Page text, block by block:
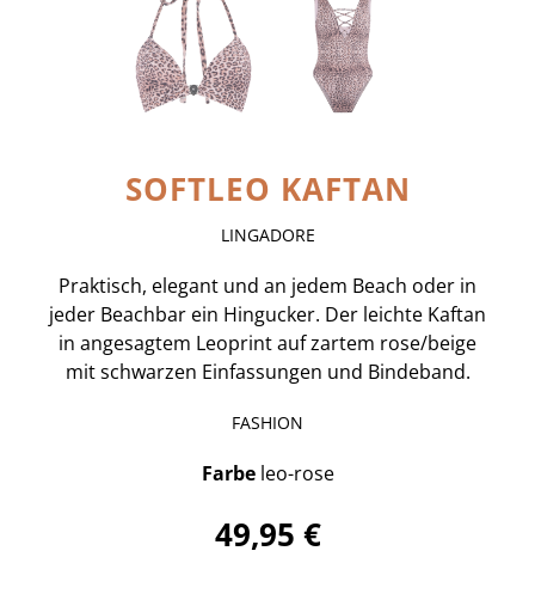
SOFTLEO KAFTAN
LINGADORE
Praktisch, elegant und an jedem Beach oder in
jeder Beachbar ein Hingucker. Der leichte Kaftan
in angesagtem Leoprint auf zartem rose/beige
mit schwarzen Einfassungen und Bindeband.
FASHION
Farbeleo-rose
49,95 €